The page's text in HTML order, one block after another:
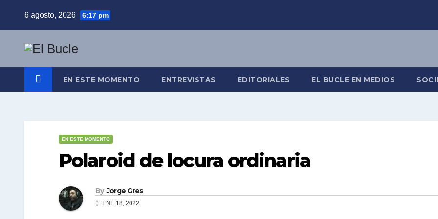
6 agosto, 2026 6:17 pm
EN ESTE MOMENTO ENTREVISTAS EDITORIALES EL BUCLE EN MEDIOS
EN ESTE MOMENTO
Polaroid de locura ordinaria
By Jorge Gres
ENE 18, 2022